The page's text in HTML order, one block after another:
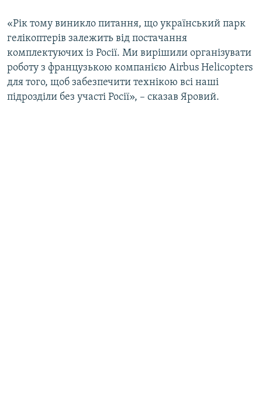
«Рік тому виникло питання, що український парк
гелікоптерів залежить від постачання
комплектуючих із Росії. Ми вирішили організувати
роботу з французькою компанією Airbus Helicopters
для того, щоб забезпечити технікою всі наші
підрозділи без участі Росії», – сказав Яровий.